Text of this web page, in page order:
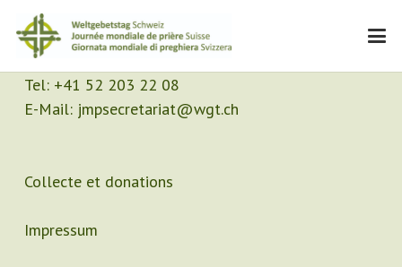
Contact
Secrétariat
Tel: +41 52 203 22 08
E-Mail: jmpsecretariat@wgt.ch
Collecte et donations
Impressum